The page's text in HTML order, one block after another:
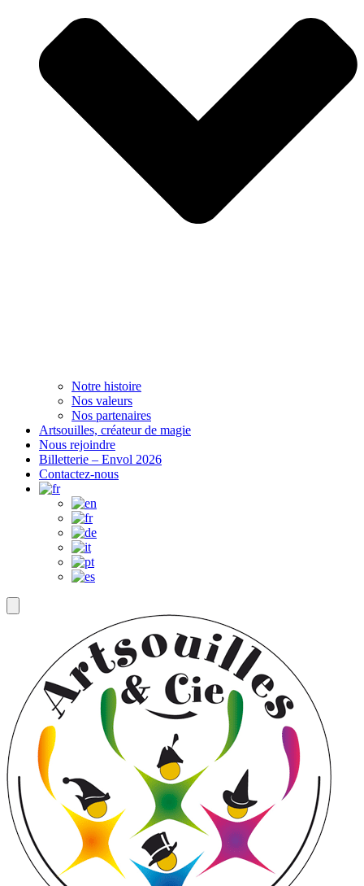
Notre histoire
Nos valeurs
Nos partenaires
Artsouilles, créateur de magie
Nous rejoindre
Billetterie – Envol 2026
Contactez-nous